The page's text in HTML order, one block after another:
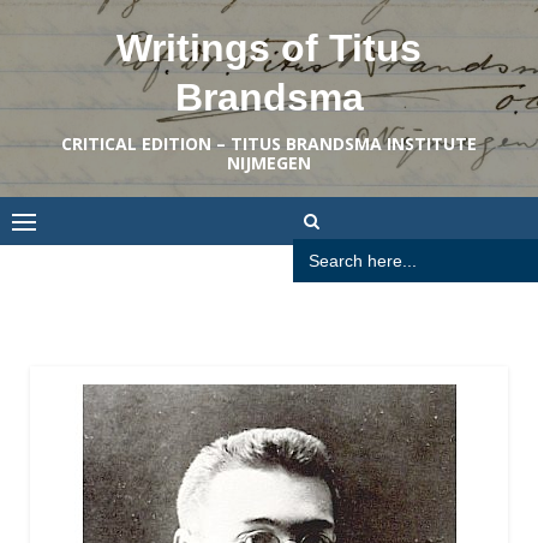
Writings of Titus
Brandsma
CRITICAL EDITION – TITUS BRANDSMA INSTITUTE
NIJMEGEN
Search
for: